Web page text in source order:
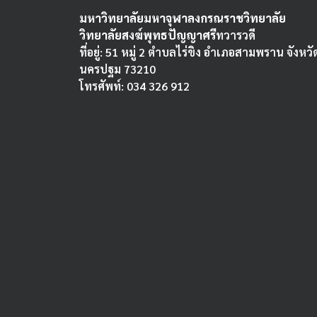
มหาวิทยาลัยมหาจุฬาลงกรณราชวิทยาลัย
วิทยาลัยสงฆ์พุทธปัญญาศรีทวารวดี
ที่อยู่: 51 หมู่ 2 ตำบลไร่ขิง อำเภอสามพราน จังหวั
นครปฐม 73210
โทรศัพท์: 034 326 912